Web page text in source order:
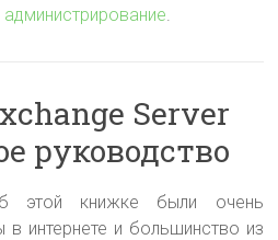
.
Server
руководство
книжке были очень
в интернете и большинство из